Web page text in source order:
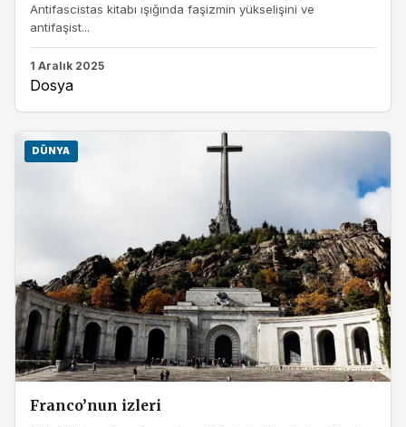
Antifascistas kitabı ışığında faşizmin yükselişini ve
antifaşist...
1 Aralık 2025
Dosya
DÜNYA
Franco’nun izleri